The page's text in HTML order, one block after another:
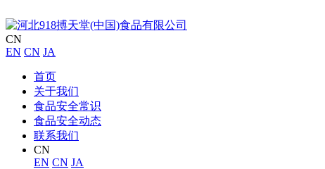
CN
EN CN JA
首页
关于我们
食品安全常识
食品安全动态
联系我们
CN
EN CN JA